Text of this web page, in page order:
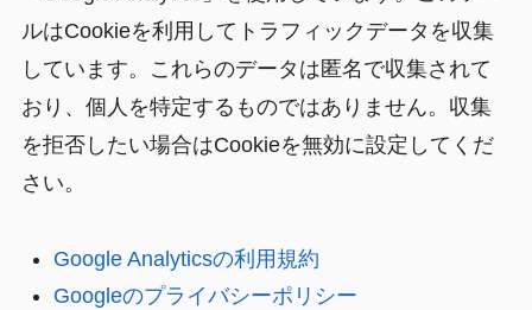
ルはCookieを利用してトラフィックデータを収集
しています。これらのデータは匿名で収集されて
おり、個人を特定するものではありません。収集
を拒否したい場合はCookieを無効に設定してくだ
さい。
Google Analyticsの利用規約
Googleのプライバシーポリシー